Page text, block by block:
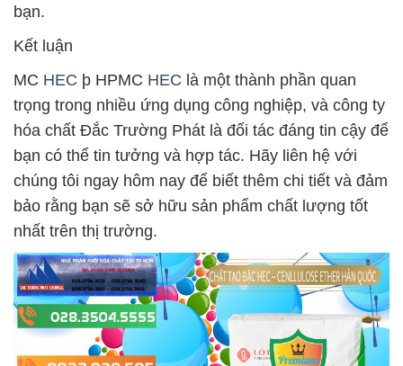
bạn.
Kết luận
MC HEC þ HPMC HEC là một thành phần quan
trọng trong nhiều ứng dụng công nghiệp, và công ty
hóa chất Đắc Trường Phát là đối tác đáng tin cậy để
bạn có thể tin tưởng và hợp tác. Hãy liên hệ với
chúng tôi ngay hôm nay để biết thêm chi tiết và đảm
bảo rằng bạn sẽ sở hữu sản phẩm chất lượng tốt
nhất trên thị trường.